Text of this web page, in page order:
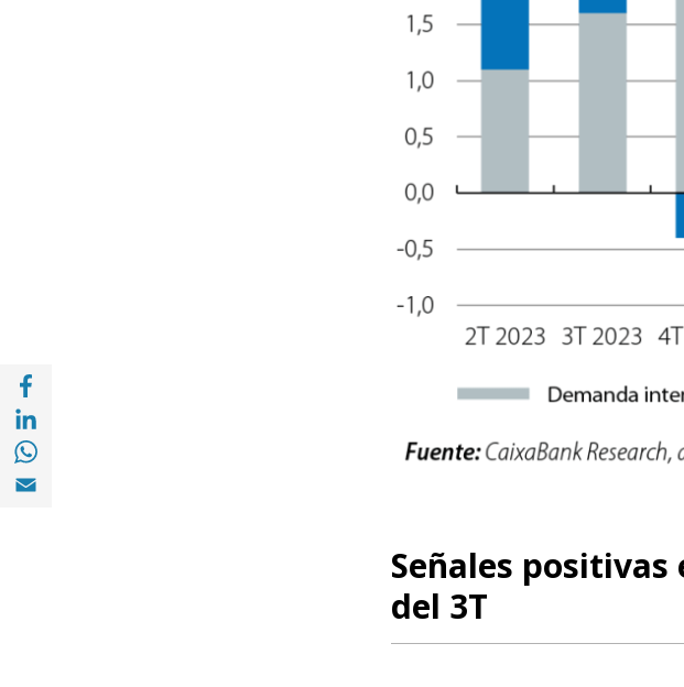
Compartir en with Linkedin (opens in a new window)
Compartir en with Whatsapp (opens in a new window)
Señales
del 3T